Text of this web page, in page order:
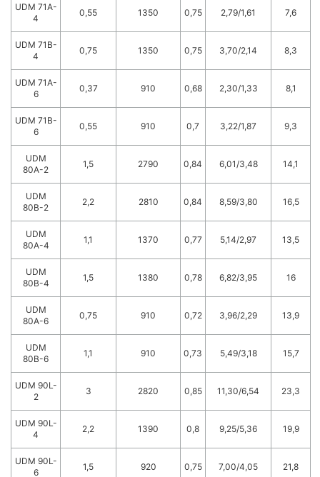
UDM 71A-
4
0,55 1350 0,75 2,79/1,61 7,6
UDM 71B-
4
0,75 1350 0,75 3,70/2,14 8,3
UDM 71A-
6
0,37 910 0,68 2,30/1,33 8,1
UDM 71B-
6
0,55 910 0,7 3,22/1,87 9,3
UDM
80A-2
1,5 2790 0,84 6,01/3,48 14,1
UDM
80B-2
2,2 2810 0,84 8,59/3,80 16,5
UDM
80A-4
1,1 1370 0,77 5,14/2,97 13,5
UDM
80B-4
1,5 1380 0,78 6,82/3,95 16
UDM
80A-6
0,75 910 0,72 3,96/2,29 13,9
UDM
80B-6
1,1 910 0,73 5,49/3,18 15,7
UDM 90L-
2
3 2820 0,85 11,30/6,54 23,3
UDM 90L-
4
2,2 1390 0,8 9,25/5,36 19,9
UDM 90L-
6
1,5 920 0,75 7,00/4,05 21,8